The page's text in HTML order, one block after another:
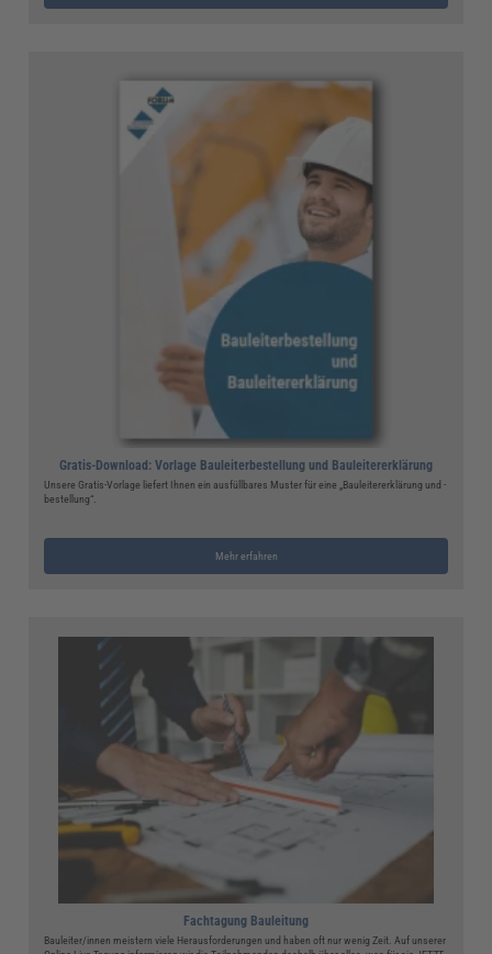
Gratis-Download: Vorlage Bauleiterbestellung und Bauleitererklärung
Unsere Gratis-Vorlage liefert Ihnen ein ausfüllbares Muster für eine „Bauleitererklärung und -
bestellung“.
Mehr erfahren
Fachtagung Bauleitung
Bauleiter/innen meistern viele Herausforderungen und haben oft nur wenig Zeit. Auf unserer